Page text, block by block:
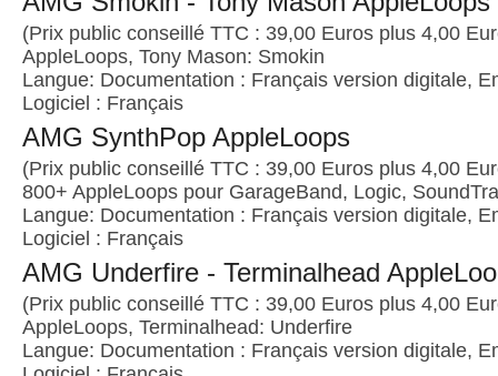
(Prix public conseillé TTC : 39,00 Euros plus 4,00
AppleLoops, Tony Mason: Smokin
Langue: Documentation : Français version digitale,
Logiciel : Français
AMG SynthPop AppleLoops
(Prix public conseillé TTC : 39,00 Euros plus 4,00
800+ AppleLoops pour GarageBand, Logic,
Langue: Documentation : Français version digitale,
Logiciel : Français
AMG Underfire - Terminalhead
(Prix public conseillé TTC : 39,00 Euros plus 4,00
AppleLoops, Terminalhead: Underfire
Langue: Documentation : Français version digitale,